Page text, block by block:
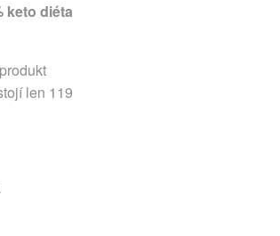
keto diéta
len 119